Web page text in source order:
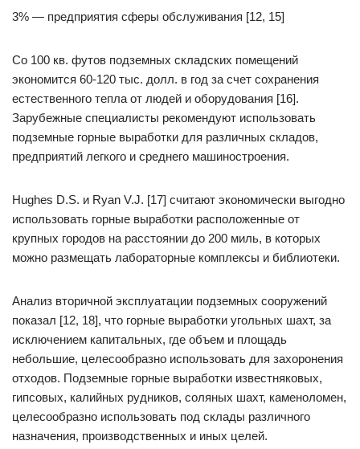
3% — предприятия сферы обслуживания [12, 15]
Со 100 кв. футов подземных складских помещений
экономится 60-120 тыс. долл. в год за счет сохранения
естественного тепла от людей и оборудования [16].
Зарубежные специалисты рекомендуют использовать
подземные горные выработки для различных складов,
предприятий легкого и среднего машиностроения.
Hughes D.S. и Ryan V.J. [17] считают экономически выгодно
использовать горные выработки расположенные от
крупных городов на расстоянии до 200 миль, в которых
можно размещать лабораторные комплексы и библиотеки.
Анализ вторичной эксплуатации подземных сооружений
показал [12, 18], что горные выработки угольных шахт, за
исключением капитальных, где объем и площадь
небольшие, целесообразно использовать для захоронения
отходов. Подземные горные выработки известняковых,
гипсовых, калийных рудников, соляных шахт, каменоломен,
целесообразно использовать под склады различного
назначения, производственных и иных целей.